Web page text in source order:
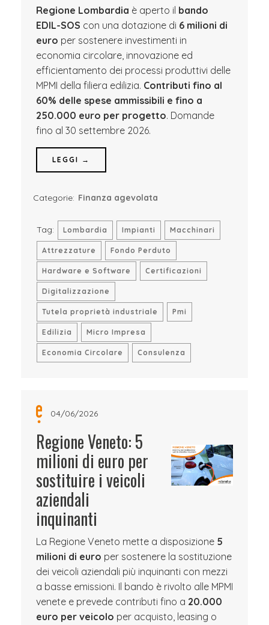
Regione Lombardia è aperto il bando
EDIL-SOS con una dotazione di 6 milioni di
euro per sostenere investimenti in
economia circolare, innovazione ed
efficientamento dei processi produttivi delle
MPMI della filiera edilizia. Contributi fino al
60% delle spese ammissibili e fino a
250.000 euro per progetto. Domande
fino al 30 settembre 2026.
LEGGI →
Categorie: Finanza agevolata
Tag: Lombardia Impianti Macchinari
Attrezzature Fondo Perduto
Hardware e Software Certificazioni
Digitalizzazione
Tutela proprietà industriale Pmi
Edilizia Micro Impresa
Economia Circolare Consulenza
04/06/2026
Regione Veneto: 5
milioni di euro per
sostituire i veicoli
aziendali
inquinanti
La Regione Veneto mette a disposizione 5
milioni di euro per sostenere la sostituzione
dei veicoli aziendali più inquinanti con mezzi
a basse emissioni. Il bando è rivolto alle MPMI
venete e prevede contributi fino a 20.000
euro per veicolo per acquisto, leasing o